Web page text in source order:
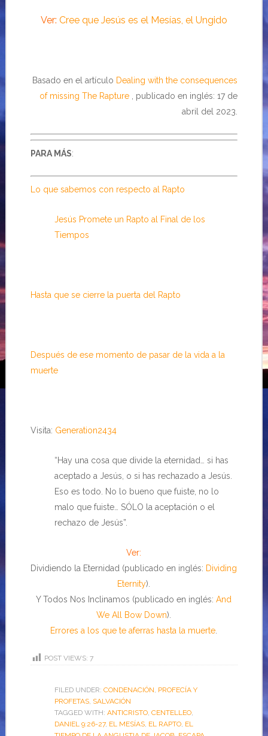
Ver: Cree que Jesús es el Mesías, el Ungido
Basado en el artículo Dealing with the consequences
of missing The Rapture
, publicado en inglés: 17 de
abril del 2023.
PARA MÁS:
Lo que sabemos con respecto al Rapto
Jesús Promete un Rapto al Final de los
Tiempos
Hasta que se cierre la puerta del Rapto
Después de ese momento de pasar de la vida a la
muerte
Visita: Generation2434
“Hay una cosa que divide la eternidad… si has
aceptado a Jesús, o si has rechazado a Jesús.
Eso es todo. No lo bueno que fuiste, no lo
malo que fuiste… SÓLO la aceptación o el
rechazo de Jesús”.
Ver:
Dividiendo la Eternidad (publicado en inglés: Dividing
Eternity).
Y Todos Nos Inclinamos (publicado en inglés:And
We All Bow Down).
Errores a los que te aferras hasta la muerte
POST VIEWS: 7
FILED UNDER: CONDENACIÓN, PROFECÍA Y
PROFETAS, SALVACIÓN
TAGGED WITH: ANTICRISTO, CENTELLEO,
DANIEL 9:26-27, EL MESÍAS, EL RAPTO, EL